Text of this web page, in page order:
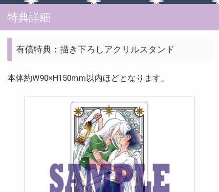
特典詳細
有償特典：描き下ろしアクリルスタンド
本体約W90×H150mm以内ほどとなります。